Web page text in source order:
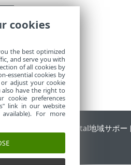
ラム ESET Status Portal地域サポー
cookies
the best optimized
and serve you with
of all cookies by
essential cookies by
adjust your cookie
also have the right to
cookie preferences
link in our website
For more